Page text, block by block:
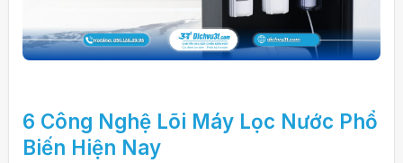
6 Công Nghệ Lõi Máy Lọc Nước Phổ
Biến Hiện Nay